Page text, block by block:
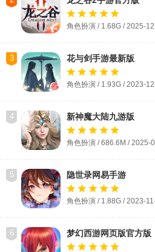
角色扮演 / 1.68G / 2025-
3 花与剑手游最新版
角色扮演 / 1.93G / 2023-
4 新神魔大陆九游版
角色扮演 / 686.6M / 2025-
5 隐世录网易手游
角色扮演 / 1.88G / 2023-
6 梦幻西游网页版官方版